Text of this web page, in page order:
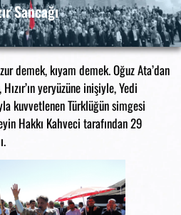
Sancağı
demek, kıyam demek. Oğuz Ata’dan
yeryüzüne inişiyle, Yedi
kuvvetlenen Türklüğün simgesi
Hakkı Kahveci tarafından 29